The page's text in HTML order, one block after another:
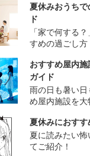
夏休みおうち
ド
「家で何する
すめの過ごし方
おすすめ屋内
ガイド
雨の日も暑い
め屋内施設を大
夏休みにおす
夏に読みたい
てご紹介！